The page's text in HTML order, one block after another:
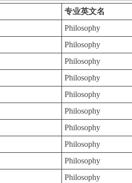
专业英文名
Philosophy
Philosophy
Philosophy
Philosophy
Philosophy
Philosophy
Philosophy
Philosophy
Philosophy
Philosophy